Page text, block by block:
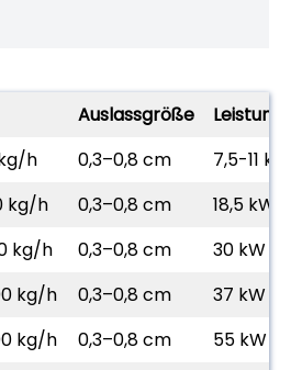
Auslassgröße
Leistung
h 0,3–0,8 cm
7,5-11 kW
kg/h 0,3–0,8 cm
18,5 kW
kg/h 0,3–0,8 cm
30 kW
kg/h 0,3–0,8 cm
37 kW
kg/h 0,3–0,8 cm
55 kW